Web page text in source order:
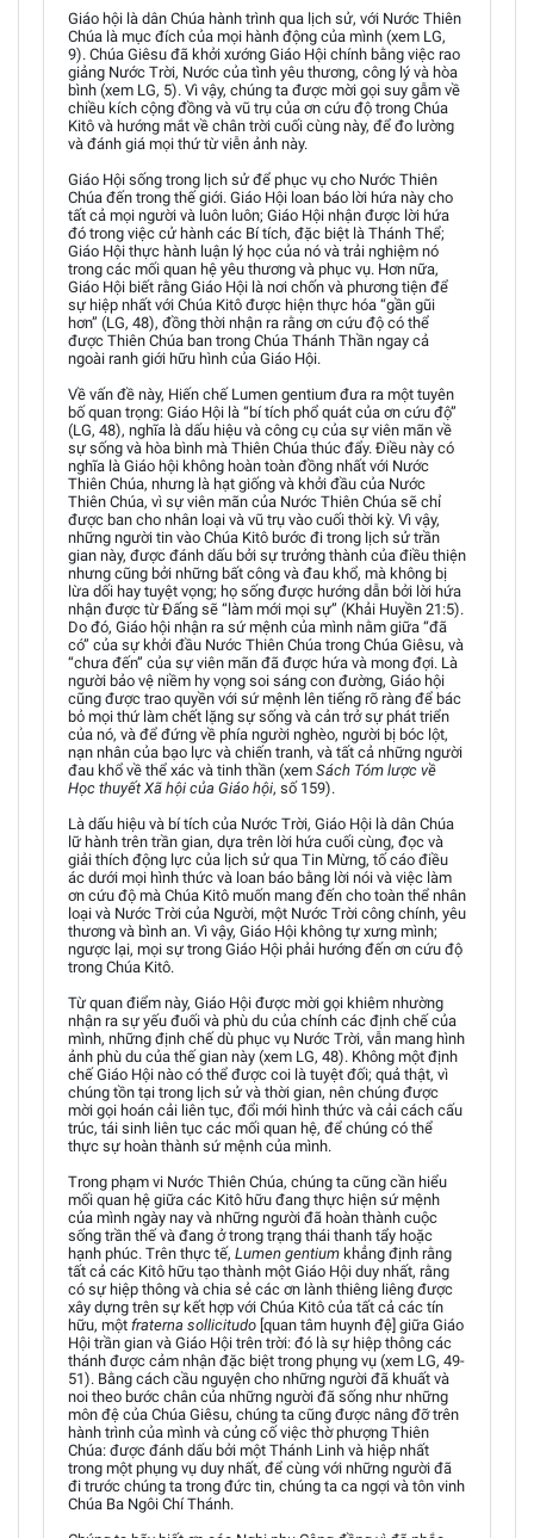
Giáo hội là dân Chúa hành trình qua lịch sử, với Nước Thiên
Chúa là mục đích của mọi hành động của mình (xem LG,
9). Chúa Giêsu đã khởi xướng Giáo Hội chính bằng việc rao
giảng Nước Trời, Nước của tình yêu thương, công lý và hòa
bình (xem LG, 5). Vì vậy, chúng ta được mời gọi suy gẫm về
chiều kích cộng đồng và vũ trụ của ơn cứu độ trong Chúa
Kitô và hướng mắt về chân trời cuối cùng này, để đo lường
và đánh giá mọi thứ từ viễn ảnh này.
Giáo Hội sống trong lịch sử để phục vụ cho Nước Thiên
Chúa đến trong thế giới. Giáo Hội loan báo lời hứa này cho
tất cả mọi người và luôn luôn; Giáo Hội nhận được lời hứa
đó trong việc cử hành các Bí tích, đặc biệt là Thánh Thể;
Giáo Hội thực hành luận lý học của nó và trải nghiệm nó
trong các mối quan hệ yêu thương và phục vụ. Hơn nữa,
Giáo Hội biết rằng Giáo Hội là nơi chốn và phương tiện để
sự hiệp nhất với Chúa Kitô được hiện thực hóa “gần gũi
hơn” (LG, 48), đồng thời nhận ra rằng ơn cứu độ có thể
được Thiên Chúa ban trong Chúa Thánh Thần ngay cả
ngoài ranh giới hữu hình của Giáo Hội.
Về vấn đề này, Hiến chế Lumen gentium đưa ra một tuyên
bố quan trọng: Giáo Hội là “bí tích phổ quát của ơn cứu độ”
(LG, 48), nghĩa là dấu hiệu và công cụ của sự viên mãn về
sự sống và hòa bình mà Thiên Chúa thúc đẩy. Điều này có
nghĩa là Giáo hội không hoàn toàn đồng nhất với Nước
Thiên Chúa, nhưng là hạt giống và khởi đầu của Nước
Thiên Chúa, vì sự viên mãn của Nước Thiên Chúa sẽ chỉ
được ban cho nhân loại và vũ trụ vào cuối thời kỳ. Vì vậy,
những người tin vào Chúa Kitô bước đi trong lịch sử trần
gian này, được đánh dấu bởi sự trưởng thành của điều thiện
nhưng cũng bởi những bất công và đau khổ, mà không bị
lừa dối hay tuyệt vọng; họ sống được hướng dẫn bởi lời hứa
nhận được từ Đấng sẽ “làm mới mọi sự” (Khải Huyền 21:5).
Do đó, Giáo hội nhận ra sứ mệnh của mình nằm giữa “đã
có” của sự khởi đầu Nước Thiên Chúa trong Chúa Giêsu, và
“chưa đến” của sự viên mãn đã được hứa và mong đợi. Là
người bảo vệ niềm hy vọng soi sáng con đường, Giáo hội
cũng được trao quyền với sứ mệnh lên tiếng rõ ràng để bác
bỏ mọi thứ làm chết lặng sự sống và cản trở sự phát triển
của nó, và để đứng về phía người nghèo, người bị bóc lột,
nạn nhân của bạo lực và chiến tranh, và tất cả những người
đau khổ về thể xác và tinh thần (xem Sách Tóm lược về
Học thuyết Xã hội của Giáo hội, số 159).
Là dấu hiệu và bí tích của Nước Trời, Giáo Hội là dân Chúa
lữ hành trên trần gian, dựa trên lời hứa cuối cùng, đọc và
giải thích động lực của lịch sử qua Tin Mừng, tố cáo điều
ác dưới mọi hình thức và loan báo bằng lời nói và việc làm
ơn cứu độ mà Chúa Kitô muốn mang đến cho toàn thể nhân
loại và Nước Trời của Người, một Nước Trời công chính, yêu
thương và bình an. Vì vậy, Giáo Hội không tự xưng mình;
ngược lại, mọi sự trong Giáo Hội phải hướng đến ơn cứu độ
trong Chúa Kitô.
Từ quan điểm này, Giáo Hội được mời gọi khiêm nhường
nhận ra sự yếu đuối và phù du của chính các định chế của
mình, những định chế dù phục vụ Nước Trời, vẫn mang hình
ảnh phù du của thế gian này (xem LG, 48). Không một định
chế Giáo Hội nào có thể được coi là tuyệt đối; quả thật, vì
chúng tồn tại trong lịch sử và thời gian, nên chúng được
mời gọi hoán cải liên tục, đổi mới hình thức và cải cách cấu
trúc, tái sinh liên tục các mối quan hệ, để chúng có thể
thực sự hoàn thành sứ mệnh của mình.
Trong phạm vi Nước Thiên Chúa, chúng ta cũng cần hiểu
mối quan hệ giữa các Kitô hữu đang thực hiện sứ mệnh
của mình ngày nay và những người đã hoàn thành cuộc
sống trần thế và đang ở trong trạng thái thanh tẩy hoặc
hạnh phúc. Trên thực tế, Lumen gentium khẳng định rằng
tất cả các Kitô hữu tạo thành một Giáo Hội duy nhất, rằng
có sự hiệp thông và chia sẻ các ơn lành thiêng liêng được
xây dựng trên sự kết hợp với Chúa Kitô của tất cả các tín
hữu, một fraterna sollicitudo [quan tâm huynh đệ] giữa Giáo
Hội trần gian và Giáo Hội trên trời: đó là sự hiệp thông các
thánh được cảm nhận đặc biệt trong phụng vụ (xem LG, 49-
51). Bằng cách cầu nguyện cho những người đã khuất và
noi theo bước chân của những người đã sống như những
môn đệ của Chúa Giêsu, chúng ta cũng được nâng đỡ trên
hành trình của mình và củng cố việc thờ phượng Thiên
Chúa: được đánh dấu bởi một Thánh Linh và hiệp nhất
trong một phụng vụ duy nhất, để cùng với những người đã
đi trước chúng ta trong đức tin, chúng ta ca ngợi và tôn vinh
Chúa Ba Ngôi Chí Thánh.